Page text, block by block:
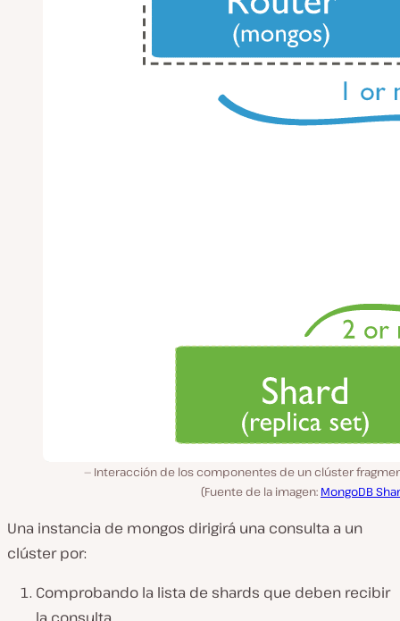
Interacción de los componentes de un clúster
(Fuente de la imagen: MongoDB
Una instancia de mongos dirigirá una consulta a un
clúster por:
Comprobando la lista de shards que deben recibir
la consulta.